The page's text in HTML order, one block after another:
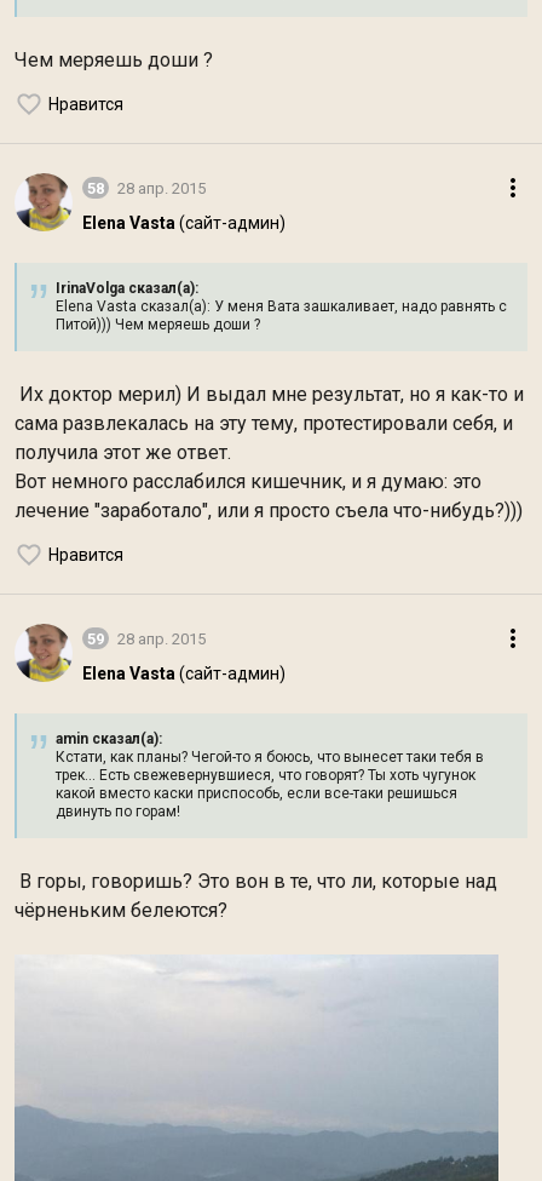
Чем меряешь доши ?
Нравится
58 28 апр. 2015
Elena Vasta (сайт-админ)
IrinaVolga сказал(а):
Elena Vasta сказал(а): У меня Вата зашкаливает, надо равнять с
Питой))) Чем меряешь доши ?
Их доктор мерил) И выдал мне результат, но я как-то и
сама развлекалась на эту тему, протестировали себя, и
получила этот же ответ.
Вот немного расслабился кишечник, и я думаю: это
лечение "заработало", или я просто съела что-нибудь?)))
Нравится
59 28 апр. 2015
Elena Vasta (сайт-админ)
amin сказал(а):
Кстати, как планы? Чегой-то я боюсь, что вынесет таки тебя в
трек... Есть свежевернувшиеся, что говорят? Ты хоть чугунок
какой вместо каски приспособь, если все-таки решишься
двинуть по горам!
В горы, говоришь? Это вон в те, что ли, которые над
чёрненьким белеются?